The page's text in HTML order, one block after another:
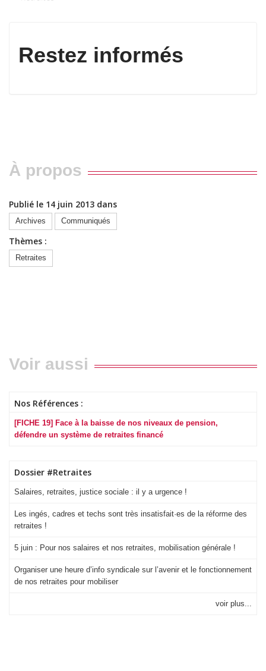
Restez informés
À propos
Publié le 14 juin 2013 dans
Archives Communiqués
Thèmes :
Retraites
Voir aussi
Nos Références :
[FICHE 19] Face à la baisse de nos niveaux de pension,
défendre un système de retraites financé
Dossier #Retraites
Salaires, retraites, justice sociale : il y a urgence !
Les ingés, cadres et techs sont très insatisfait·es de la réforme des
retraites !
5 juin : Pour nos salaires et nos retraites, mobilisation générale !
Organiser une heure d’info syndicale sur l’avenir et le fonctionnement
de nos retraites pour mobiliser
voir plus...